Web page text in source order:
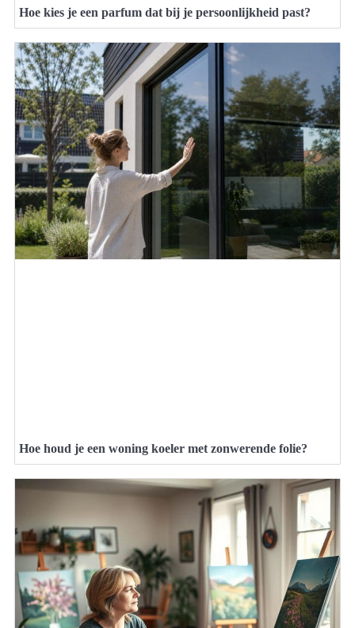
Hoe kies je een parfum dat bij je persoonlijkheid past?
Hoe houd je een woning koeler met zonwerende folie?